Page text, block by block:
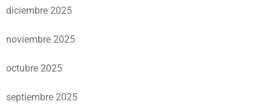
diciembre 2025
noviembre 2025
octubre 2025
septiembre 2025